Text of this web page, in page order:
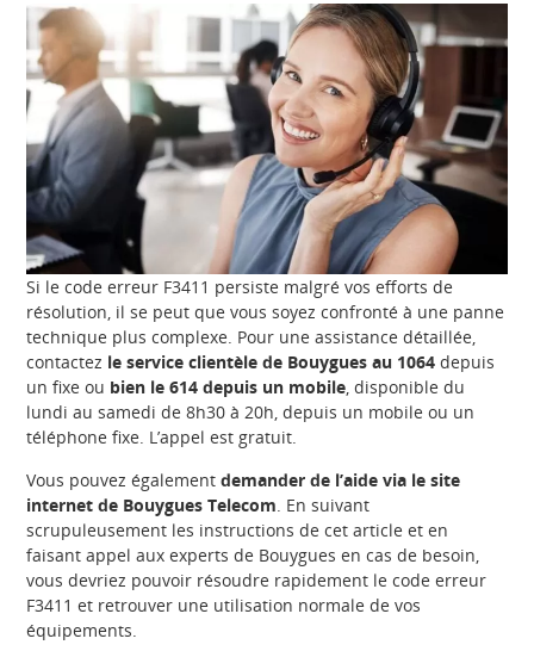
Si le code erreur F3411 persiste malgré vos efforts de
résolution, il se peut que vous soyez confronté à une panne
technique plus complexe. Pour une assistance détaillée,
contactez le service clientèle de Bouygues au 1064 depuis
un fixe ou bien le 614 depuis un mobile , disponible du
lundi au samedi de 8h30 à 20h, depuis un mobile ou un
téléphone fixe. L’appel est gratuit.
Vous pouvez égalementdemander de l’aide via le site
internet de Bouygues Telecom . En suivant
scrupuleusement les instructions de cet article et en
faisant appel aux experts de Bouygues en cas de besoin,
vous devriez pouvoir résoudre rapidement le code erreur
F3411 et retrouver une utilisation normale de vos
équipements.